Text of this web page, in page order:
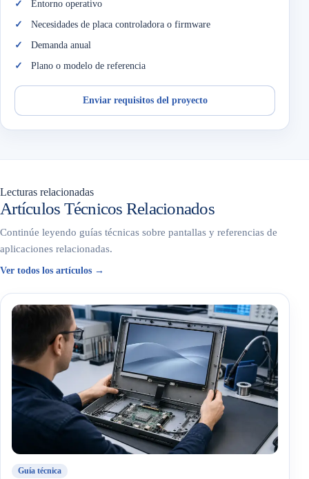
Entorno operativo
Necesidades de placa controladora o firmware
Demanda anual
Plano o modelo de referencia
Enviar requisitos del proyecto
Lecturas relacionadas
Artículos Técnicos Relacionados
Continúe leyendo guías técnicas sobre pantallas y referencias de
aplicaciones relacionadas.
Ver todos los artículos →
Guía técnica